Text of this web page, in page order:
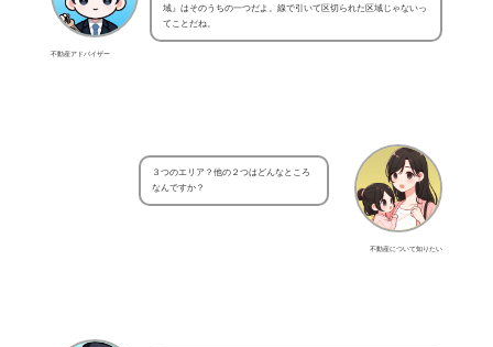
不動産アドバイザー
域』はそのうちの一つだよ。線で引いて区切られた区域じゃないっ
てことだね。
不動産について知りたい
３つのエリア？他の２つはどんなところ
なんですか？